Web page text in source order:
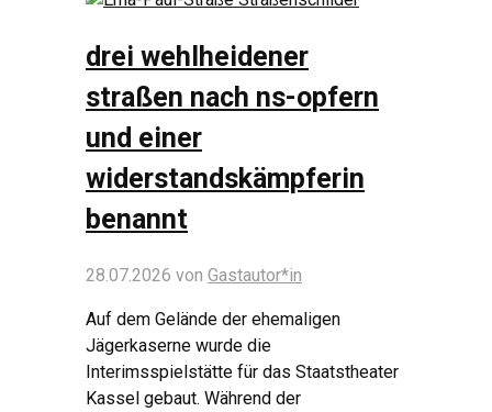
drei wehlheidener
straßen nach ns-opfern
und einer
widerstandskämpferin
benannt
28.07.2026 von Gastautor*in
Auf dem Gelände der ehemaligen
Jägerkaserne wurde die
Interimsspielstätte für das Staatstheater
Kassel gebaut. Während der